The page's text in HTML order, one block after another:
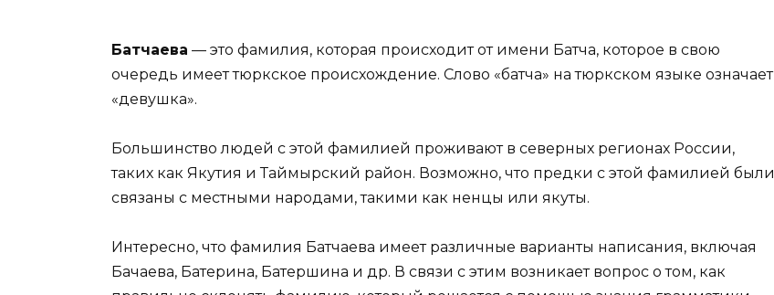
Батчаева — это фамилия, которая происходит от имени Батча, которое в свою
очередь имеет тюркское происхождение. Слово «батча» на тюркском языке означает
«девушка».
Большинство людей с этой фамилией проживают в северных регионах России,
таких как Якутия и Таймырский район. Возможно, что предки с этой фамилией были
связаны с местными народами, такими как ненцы или якуты.
Интересно, что фамилия Батчаева имеет различные варианты написания, включая
Бачаева, Батерина, Батершина и др. В связи с этим возникает вопрос о том, как